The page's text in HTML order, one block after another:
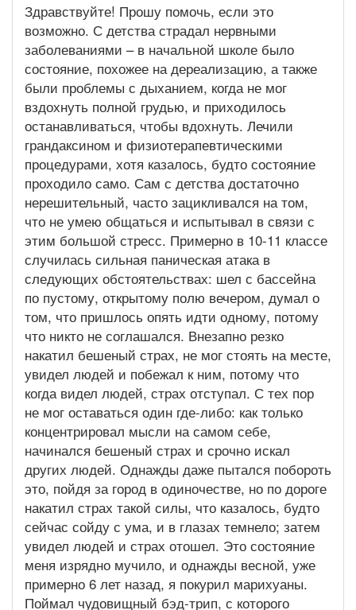
Здравствуйте! Прошу помочь, если это
возможно. С детства страдал нервными
заболеваниями – в начальной школе было
состояние, похожее на дереализацию, а также
были проблемы с дыханием, когда не мог
вздохнуть полной грудью, и приходилось
останавливаться, чтобы вдохнуть. Лечили
грандаксином и физиотерапевтическими
процедурами, хотя казалось, будто состояние
проходило само. Сам с детства достаточно
нерешительный, часто зацикливался на том,
что не умею общаться и испытывал в связи с
этим большой стресс. Примерно в 10-11 классе
случилась сильная паническая атака в
следующих обстоятельствах: шел с бассейна
по пустому, открытому полю вечером, думал о
том, что пришлось опять идти одному, потому
что никто не соглашался. Внезапно резко
накатил бешеный страх, не мог стоять на месте,
увидел людей и побежал к ним, потому что
когда видел людей, страх отступал. С тех пор
не мог оставаться один где-либо: как только
концентрировал мысли на самом себе,
начинался бешеный страх и срочно искал
других людей. Однажды даже пытался побороть
это, пойдя за город в одиночестве, но по дороге
накатил страх такой силы, что казалось, будто
сейчас сойду с ума, и в глазах темнело; затем
увидел людей и страх отошел. Это состояние
меня изрядно мучило, и однажды весной, уже
примерно 6 лет назад, я покурил марихуаны.
Поймал чудовищный бэд-трип, с которого